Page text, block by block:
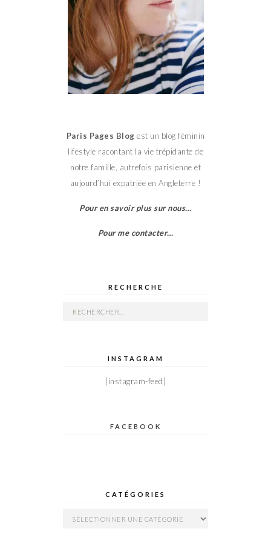
Paris Pages Blog est un blog féminin
lifestyle racontant la vie trépidante de
notre famille, autrefois parisienne et
aujourd’hui expatriée en Angleterre !
Pour en savoir plus sur nous…
Pour me contacter…
RECHERCHE
Rechercher :
INSTAGRAM
[instagram-feed]
FACEBOOK
CATÉGORIES
Catégories